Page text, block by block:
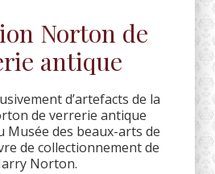
Norton de
antique
d’artefacts de la
de verrerie antique
Musée des beaux-arts de
de collectionnement de
Norton.